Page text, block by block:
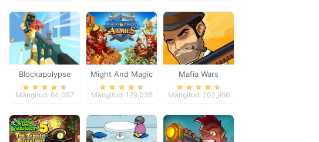
Blockapolypse
Zombie Shooter
Mängitud: 64,087
Might And Magic
Armies
Mängitud: 129,035
Mafia Wars
Mängitud: 202,956